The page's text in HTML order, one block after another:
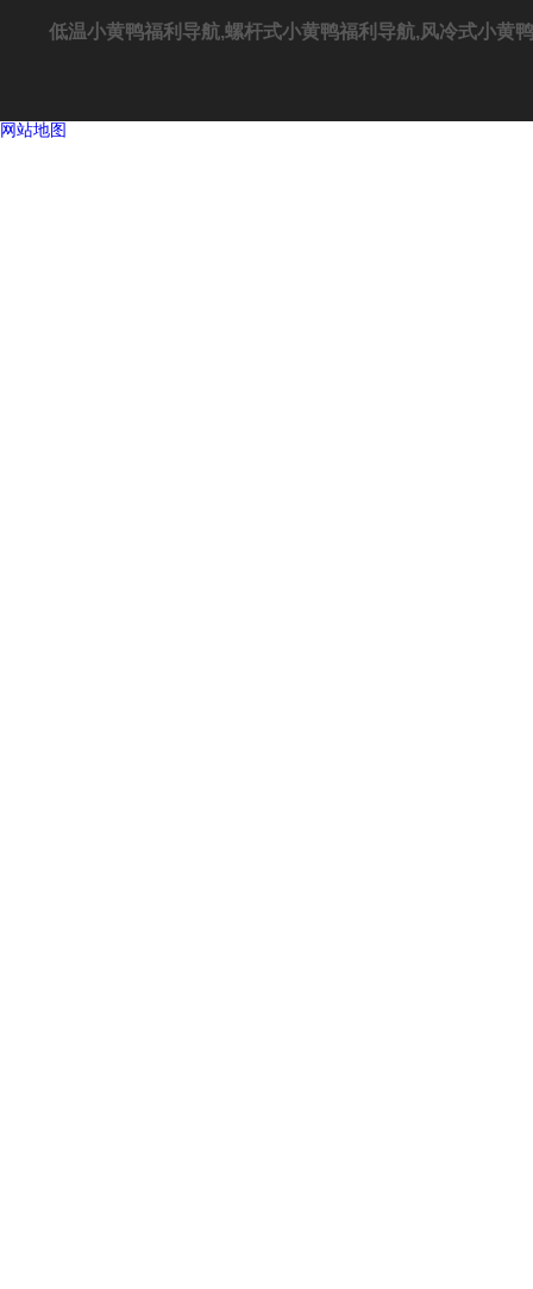
低温小黄鸭福利导航,螺杆式小黄鸭福利导航,风冷式小黄
网站地图